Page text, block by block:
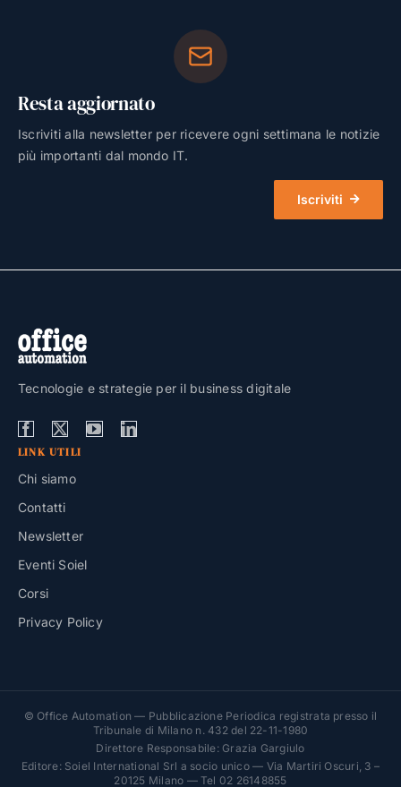
Resta aggiornato
Iscriviti alla newsletter per ricevere ogni settimana le notizie
più importanti dal mondo IT.
Iscriviti
Tecnologie e strategie per il business digitale
LINK UTILI
Chi siamo
Contatti
Newsletter
Eventi Soiel
Corsi
Privacy Policy
© Office Automation — Pubblicazione Periodica registrata presso il
Tribunale di Milano n. 432 del 22-11-1980
Direttore Responsabile: Grazia Gargiulo
Editore: Soiel International Srl a socio unico — Via Martiri Oscuri, 3 –
20125 Milano — Tel 02 26148855